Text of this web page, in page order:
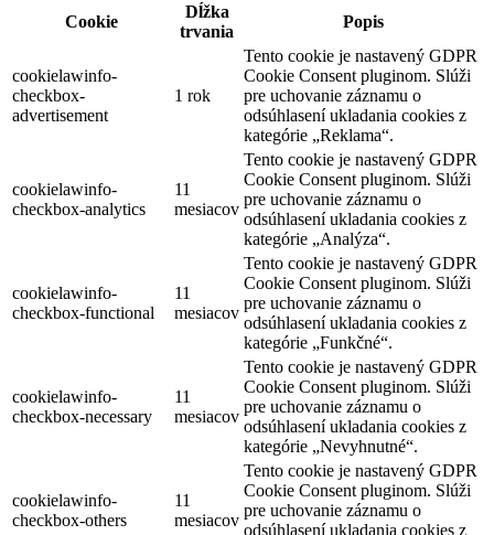
Cookie
Dĺžka
trvania
Popis
cookielawinfo-
checkbox-
advertisement
1 rok
Tento cookie je nastavený GDPR
Cookie Consent pluginom. Slúži
pre uchovanie záznamu o
odsúhlasení ukladania cookies z
kategórie „Reklama“.
cookielawinfo-
checkbox-analytics
11
mesiacov
Tento cookie je nastavený GDPR
Cookie Consent pluginom. Slúži
pre uchovanie záznamu o
odsúhlasení ukladania cookies z
kategórie „Analýza“.
cookielawinfo-
checkbox-functional
11
mesiacov
Tento cookie je nastavený GDPR
Cookie Consent pluginom. Slúži
pre uchovanie záznamu o
odsúhlasení ukladania cookies z
kategórie „Funkčné“.
cookielawinfo-
checkbox-necessary
11
mesiacov
Tento cookie je nastavený GDPR
Cookie Consent pluginom. Slúži
pre uchovanie záznamu o
odsúhlasení ukladania cookies z
kategórie „Nevyhnutné“.
cookielawinfo-
checkbox-others
11
mesiacov
Tento cookie je nastavený GDPR
Cookie Consent pluginom. Slúži
pre uchovanie záznamu o
odsúhlasení ukladania cookies z